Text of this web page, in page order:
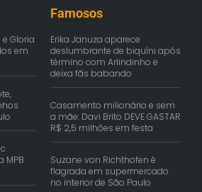
Gloria
em
MPB
Famosos
Erika Januza aparece
deslumbrante de biquíni após
término com Arlindinho e
deixa fãs babando
Casamento milionário e sem
a mãe: Davi Brito DEVE GASTAR
R$ 2,5 milhões em festa
Suzane von Richthofen é
flagrada em supermercado
no interior de São Paulo